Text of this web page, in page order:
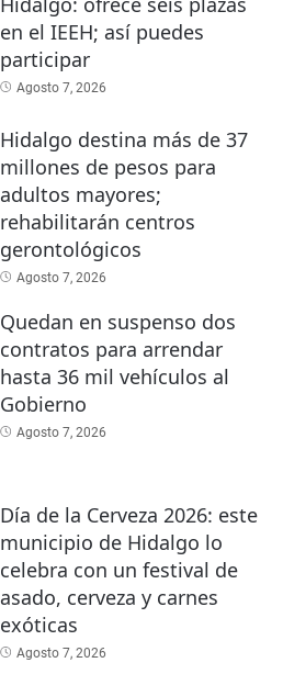
en el IEEH; así puedes
participar
Agosto 7, 2026
Hidalgo destina más de 37
millones de pesos para
adultos mayores;
rehabilitarán centros
gerontológicos
Agosto 7, 2026
Quedan en suspenso dos
contratos para arrendar
hasta 36 mil vehículos al
Gobierno
Agosto 7, 2026
Día de la Cerveza 2026: este
municipio de Hidalgo lo
celebra con un festival de
asado, cerveza y carnes
exóticas
Agosto 7, 2026